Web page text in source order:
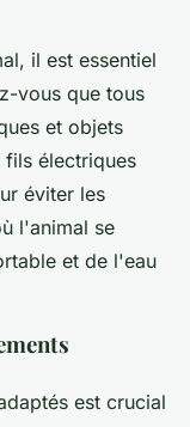
il est essentiel
vous que tous
et objets
électriques
éviter les
l'animal se
et de l'eau
est crucial